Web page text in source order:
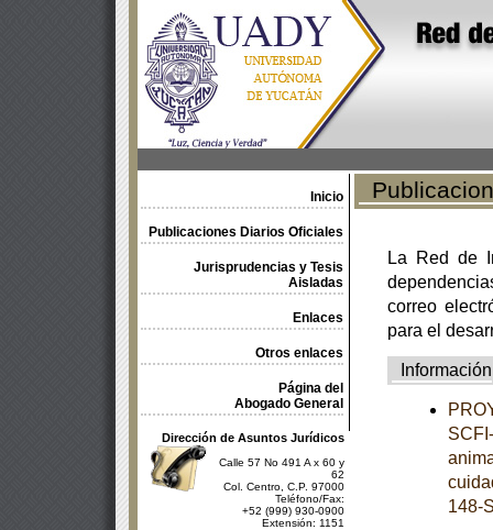
Inicio
Publicaciones Diarios Oficiales
Jurisprudencias y Tesis
Aisladas
Enlaces
Otros enlaces
Página del
Abogado General
Dirección de Asuntos Jurídicos
Calle 57 No 491 A x 60 y
62
Col. Centro, C.P. 97000
Teléfono/Fax:
+52 (999) 930-0900
Extensión: 1151
La Red de
correo
para el
Información
148-